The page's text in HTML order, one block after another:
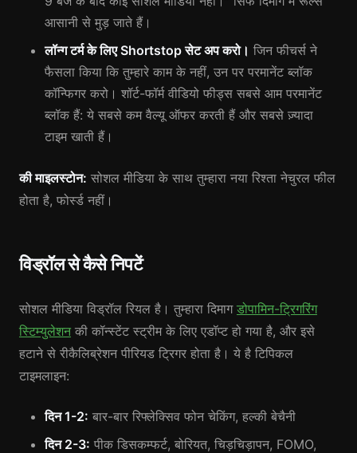
आसानी से मुड़ जाते हैं।
लॉन्ग टर्म के लिए Shortstop सेट अप करो। जिन फीचर्स ने
फैसला किया कि तुम्हारे काम के नहीं, उन पर परमानेंट ब्लॉक
कॉन्फिगर करो। शॉर्ट-फॉर्म वीडियो फीड्स सबसे आम परमानेंट
ब्लॉक हैं: ये सबसे कम वैल्यू ऑफर करती हैं और सबसे ज़्यादा
टाइम खाती हैं।
की माइलस्टोन: सोशल मीडिया के साथ तुम्हारा नया रिश्ता नेचुरल फील
होता है, फोर्स्ड नहीं।
विड्रॉल से कैसे निपटें
सोशल मीडिया विड्रॉल रियल है। तुम्हारा दिमाग डोपामिन-ट्रिगरिंग
स्टिम्युलेशनकी कॉन्स्टेंट स्ट्रीम के लिए एडॉप्ट हो गया है, और इसे
हटाने से रीकैलिब्रेशन पीरियड ट्रिगर होता है। ये है टिपिकल
टाइमलाइन:
दिन 1-2: बार-बार रिफ्लेक्सिव फोन चेकिंग, हल्की बेचैनी
दिन 2-3: पीक डिसकम्फर्ट, बोरियत, चिड़चिड़ापन, FOMO,